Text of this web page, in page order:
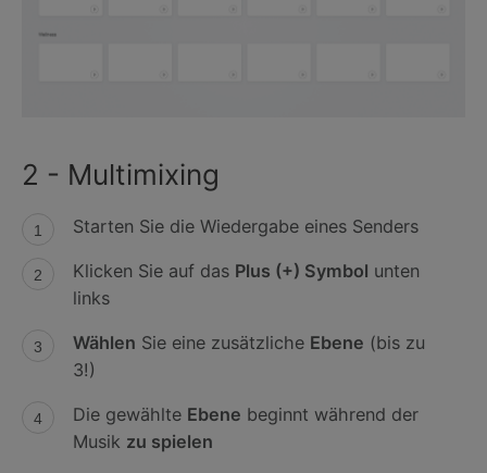
2 - Multimixing
Starten Sie die Wiedergabe eines Senders
Klicken Sie auf das Plus (+) Symbol unten
links
Wählen Sie eine zusätzliche Ebene (bis zu
3!)
Die gewählte Ebene beginnt während der
Musik zu spielen